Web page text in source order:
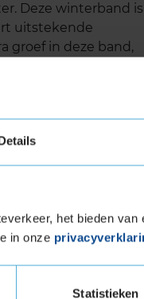
het bieden
in onze
Statistieken
Deze winterband is
uitstekende
groef in deze band,
de band een
winterse